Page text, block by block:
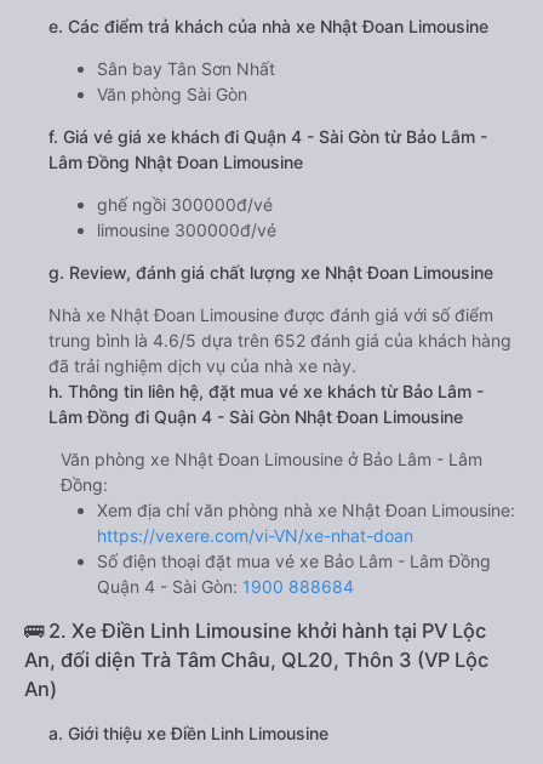
e. Các điểm trả khách của nhà xe Nhật Đoan Limousine
Sân bay Tân Sơn Nhất
Văn phòng Sài Gòn
f. Giá vé giá xe khách đi Quận 4 - Sài Gòn từ Bảo Lâm -
Lâm Đồng Nhật Đoan Limousine
ghế ngồi 300000đ/vé
limousine 300000đ/vé
g. Review, đánh giá chất lượng xe Nhật Đoan Limousine
Nhà xe Nhật Đoan Limousine được đánh giá với số điểm
trung bình là 4.6/5 dựa trên 652 đánh giá của khách hàng
đã trải nghiệm dịch vụ của nhà xe này.
h. Thông tin liên hệ, đặt mua vé xe khách từ Bảo Lâm -
Lâm Đồng đi Quận 4 - Sài Gòn Nhật Đoan Limousine
Văn phòng xe Nhật Đoan Limousine ở Bảo Lâm - Lâm
Đồng:
Xem địa chỉ văn phòng nhà xe Nhật Đoan Limousine:
https://vexere.com/vi-VN/xe-nhat-doan
Số điện thoại đặt mua vé xe Bảo Lâm - Lâm Đồng
Quận 4 - Sài Gòn: 1900 888684
🚌 2. Xe Điền Linh Limousine khởi hành tại PV Lộc
An, đối diện Trà Tâm Châu, QL20, Thôn 3 (VP Lộc
An)
a. Giới thiệu xe Điền Linh Limousine